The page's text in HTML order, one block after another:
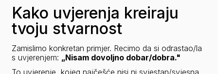
Kako uvjerenja kreiraju
tvoju stvarnost
Zamislimo konkretan primjer. Recimo da si odrastao/la
s uvjerenjem: „Nisam dovoljno dobar/dobra."
To uvjerenje, kojeg najčešće nisi ni svjestan/svjesna,